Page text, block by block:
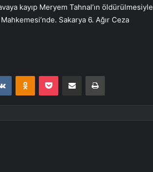
kayıp Meryem Tahnal’ın öldürülmesiyle
Sakarya 6. Ağır Ceza
VKontakteOdnoklassniki
Pocket E-Posta ile paylaş Yazdır